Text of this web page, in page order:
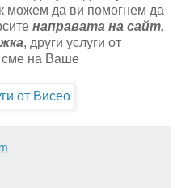
можем да ви помогнем да
направата на сайт,
, други услуги от
сме на Ваше